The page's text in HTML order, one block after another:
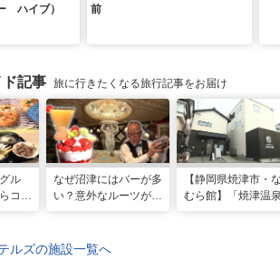
ハイブ）
前
ド記事 旅に行きたくなる旅行記事をお届け
ル
コ
なぜ沼津にはバーが多
い？意外なルーツがわ
こと白鳥】
【静岡県焼津市・
むら館】「焼津温
ルズの施設一覧へ